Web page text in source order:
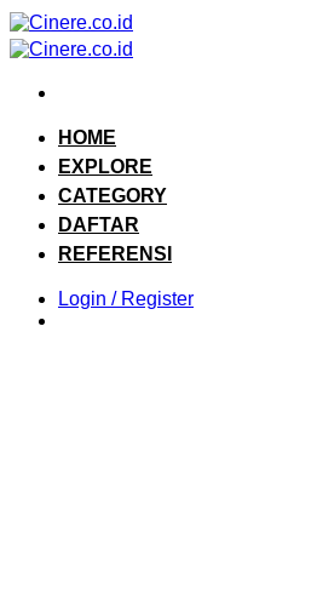
Skip
to
content
HOME
EXPLORE
CATEGORY
DAFTAR
REFERENSI
Login / Register